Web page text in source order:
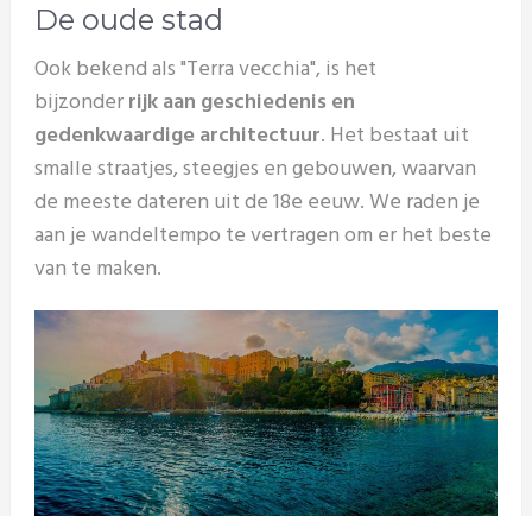
De oude stad
Ook bekend als "Terra vecchia", is het
bijzonderrijk aan geschiedenis en
gedenkwaardige architectuur. Het bestaat uit
smalle straatjes, steegjes en gebouwen, waarvan
de meeste dateren uit de 18e eeuw. We raden je
aan je wandeltempo te vertragen om er het beste
van te maken.